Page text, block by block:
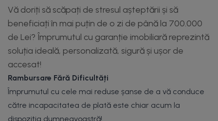
Vă doriți să scăpați de stresul așteptării și să
beneficiați în mai puțin de o zi de până la 700.000
de Lei? Împrumutul cu garanție imobiliară reprezintă
soluția ideală, personalizată, sigură și ușor de
accesat!
Rambursare Fără Dificultăți
Împrumutul cu cele mai reduse șanse de a vă conduce
către incapacitatea de plată este chiar acum la
dispoziția dumneavoastră!